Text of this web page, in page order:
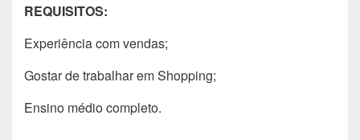
REQUISITOS:
Experiência com vendas;
Gostar de trabalhar em Shopping;
Ensino médio completo.